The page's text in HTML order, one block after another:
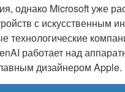
однако Microsoft уже
с искусственным
технологические
работает над
дизайнером Apple.